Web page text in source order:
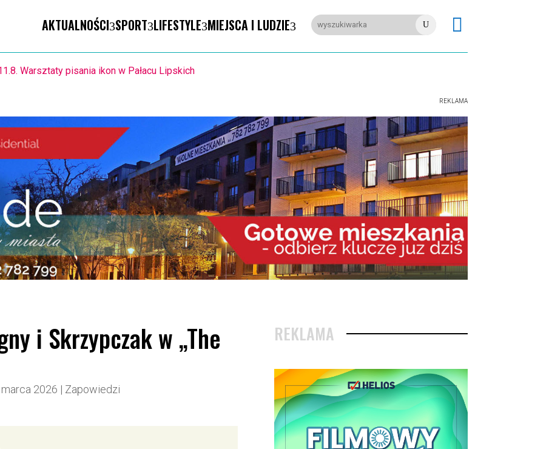
AKTUALNOŚCI SPORT LIFESTYLE MIEJSCA I LUDZIE U 
Warsztaty pisania ikon w Pałacu Lipskich
REKLAMA
i Skrzypczak w „The
2026 | Zapowiedzi
REKLAMA